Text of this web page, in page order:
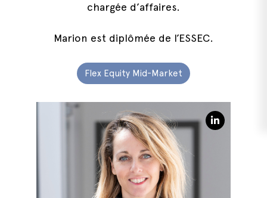
chargée d’affaires.
Marion est diplômée de l’ESSEC.
Flex Equity Mid-Market